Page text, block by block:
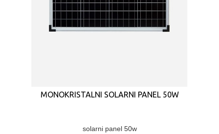
MONOKRISTALNI SOLARNI PANEL 50W
solarni panel 50w